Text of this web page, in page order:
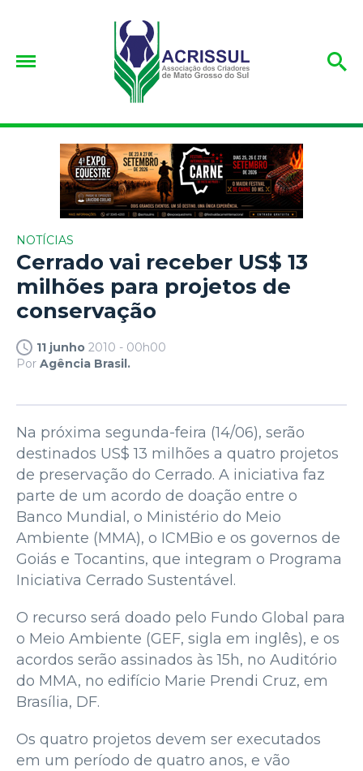
NOTÍCIAS
Cerrado vai receber US$ 13
milhões para projetos de
conservação
11 junho 2010 - 00h00
Por Agência Brasil.
Na próxima segunda-feira (14/06), serão
destinados US$ 13 milhões a quatro projetos
de preservação do Cerrado. A iniciativa faz
parte de um acordo de doação entre o
Banco Mundial, o Ministério do Meio
Ambiente (MMA), o ICMBio e os governos de
Goiás e Tocantins, que integram o Programa
Iniciativa Cerrado Sustentável.
O recurso será doado pelo Fundo Global para
o Meio Ambiente (GEF, sigla em inglês), e os
acordos serão assinados às 15h, no Auditório
do MMA, no edifício Marie Prendi Cruz, em
Brasília, DF.
Os quatro projetos devem ser executados
em um período de quatro anos, e vão